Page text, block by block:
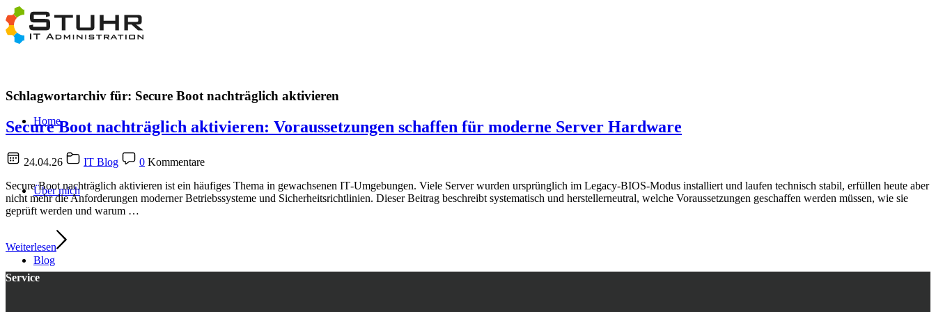
Home
Über mich
Blog
Schlagwortarchiv für: Secure Boot nachträglich aktivieren
Secure Boot nachträglich aktivieren: Voraussetzungen schaffen für moderne Server Hardware
24.04.26 IT Blog 0 Kommentare
Secure Boot nachträglich aktivieren ist ein häufiges Thema in gewachsenen IT‑Umgebungen. Viele Server wurden ursprünglich im Legacy‑BIOS‑Modus installiert und laufen technisch stabil, erfüllen heute aber
nicht mehr die Anforderungen moderner Betriebssysteme und Sicherheitsrichtlinien. Dieser Beitrag beschreibt systematisch und herstellerneutral, welche Voraussetzungen geschaffen werden müssen, wie sie
geprüft werden und warum …
Weiterlesen
Service